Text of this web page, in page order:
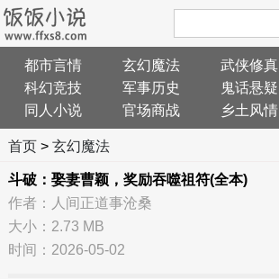
都市言情 玄幻魔法 武侠修真
科幻竞技
军事历史 鬼话悬疑
同人小说
官场商战 乡土风情
首页> 玄幻魔法
斗破：娶妻曹颖，奖励吞噬祖符(全本)
作者：人间正道事沧桑
大小：2.73 MB
时间：2026-05-02